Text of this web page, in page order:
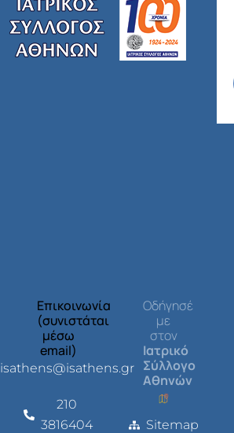
Επικοινωνία
(συνιστάται
μέσω
email)
isathens@isathens.gr
210
3816404
Οδήγησέ
με
στον
Ιατρικό
Σύλλογο
Αθηνών
Sitemap